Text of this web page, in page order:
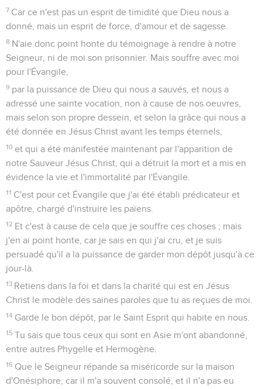
7 Car ce n'est pas un esprit de timidité que Dieu nous a
donné, mais un esprit de force, d'amour et de sagesse.
8 N'aie donc point honte du témoignage à rendre à notre
Seigneur, ni de moi son prisonnier. Mais souffre avec moi
pour l'Évangile,
9 par la puissance de Dieu qui nous a sauvés, et nous a
adressé une sainte vocation, non à cause de nos oeuvres,
mais selon son propre dessein, et selon la grâce qui nous a
été donnée en Jésus Christ avant les temps éternels,
10 et qui a été manifestée maintenant par l'apparition de
notre Sauveur Jésus Christ, qui a détruit la mort et a mis en
évidence la vie et l'immortalité par l'Évangile.
11 C'est pour cet Évangile que j'ai été établi prédicateur et
apôtre, chargé d'instruire les païens.
12 Et c'est à cause de cela que je souffre ces choses ; mais
j'en ai point honte, car je sais en qui j'ai cru, et je suis
persuadé qu'il a la puissance de garder mon dépôt jusqu'à ce
jour-là.
13 Retiens dans la foi et dans la charité qui est en Jésus
Christ le modèle des saines paroles que tu as reçues de moi.
14 Garde le bon dépôt, par le Saint Esprit qui habite en nous.
15 Tu sais que tous ceux qui sont en Asie m'ont abandonné,
entre autres Phygelle et Hermogène.
16 Que le Seigneur répande sa miséricorde sur la maison
d'Onésiphore, car il m'a souvent consolé, et il n'a pas eu